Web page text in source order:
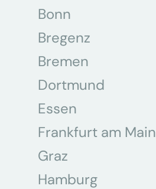
Bonn
Bregenz
Bremen
Dortmund
Essen
Frankfurt am Main
Graz
Hamburg